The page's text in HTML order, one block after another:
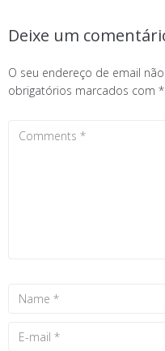
Deixe um
O seu endereço de email
obrigatórios marcados com *